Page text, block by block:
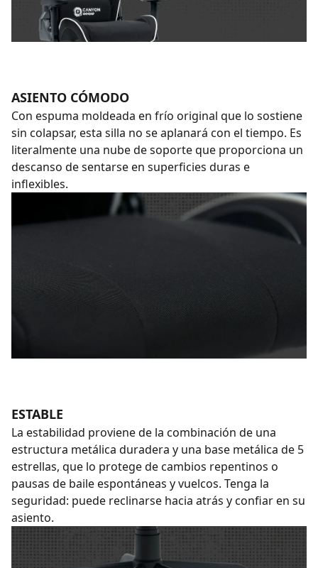
ASIENTO CÓMODO
Con espuma moldeada en frío original que lo sostiene
sin colapsar, esta silla no se aplanará con el tiempo. Es
literalmente una nube de soporte que proporciona un
descanso de sentarse en superficies duras e
inflexibles.
ESTABLE
La estabilidad proviene de la combinación de una
estructura metálica duradera y una base metálica de 5
estrellas, que lo protege de cambios repentinos o
pausas de baile espontáneas y vuelcos. Tenga la
seguridad: puede reclinarse hacia atrás y confiar en su
asiento.